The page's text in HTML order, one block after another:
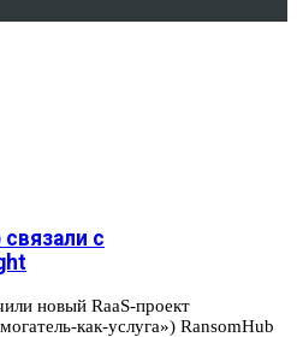
с
новый RaaS-проект
как-услуга») RansomHub